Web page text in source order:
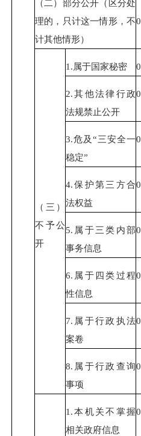
（二）部分公开（区分处
理的，只计这一情形，不
计其他情形）
0
（三）
不予公
开
1.属于国家秘密 0
2.其他法律行政
法规禁止公开
0
3.危及“三安全一
稳定”
0
4.保护第三方合
法权益
0
5.属于三类内部
事务信息
0
6.属于四类过程
性信息
0
7.属于行政执法
案卷
0
8.属于行政查询
事项
0
1.本机关不掌握
相关政府信息
0